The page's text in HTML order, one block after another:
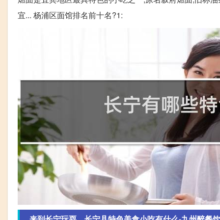
宜... 杨浦区面馆排名前十名?1: